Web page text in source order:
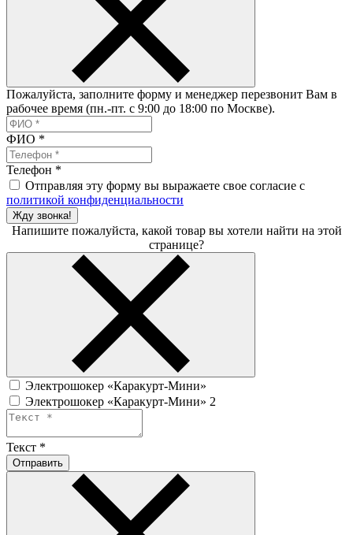
Пожалуйста, заполните форму и менеджер перезвонит Вам в
рабочее время (пн.-пт. с 9:00 до 18:00 по Москве).
ФИО *
Телефон *
Отправляя эту форму вы выражаете свое согласие с
политикой конфиденциальности
Жду звонка!
Напишите пожалуйста, какой товар вы хотели найти на этой
странице?
Электрошокер «Каракурт-Мини»
Электрошокер «Каракурт-Мини» 2
Текст *
Отправить